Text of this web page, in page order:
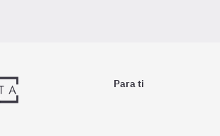
Para ti